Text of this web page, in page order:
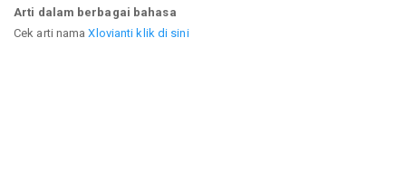
Arti dalam berbagai bahasa
Cek arti namaXlovianti klik di sini